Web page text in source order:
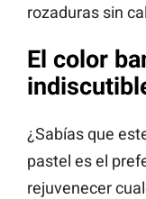
rozaduras sin
El color
¿Sabías que
pastel es el
rejuvenecer